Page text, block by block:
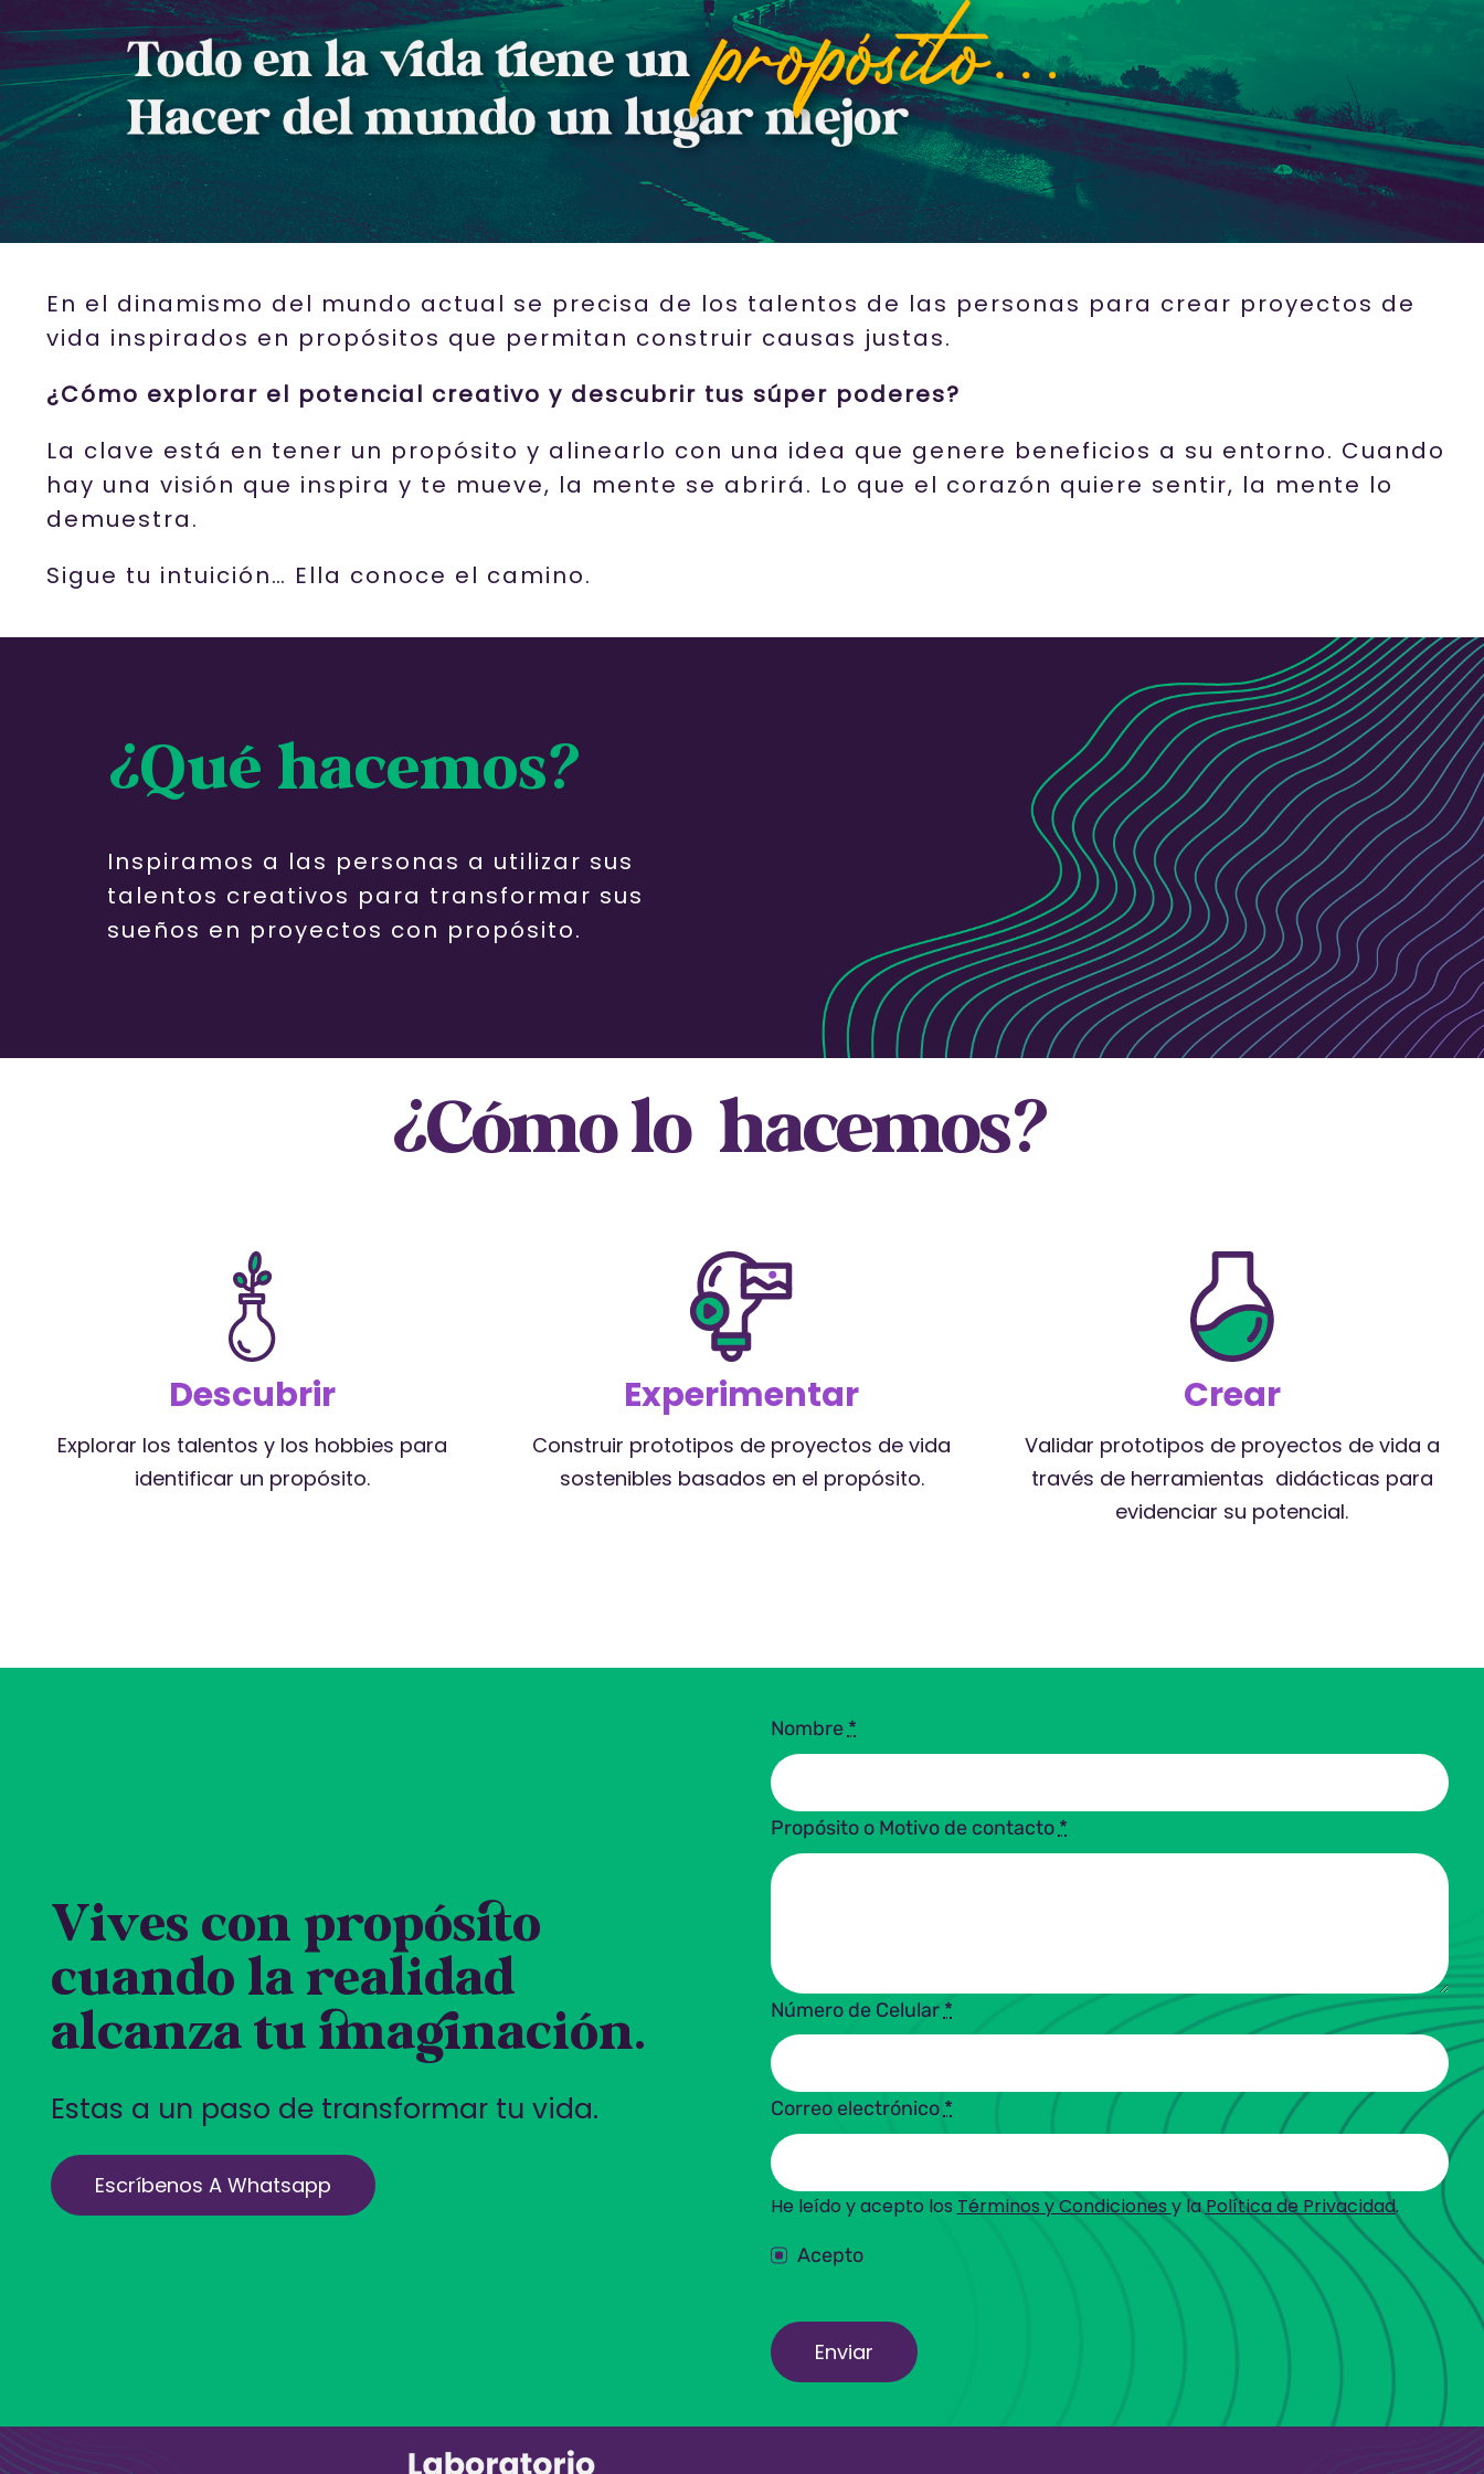
En el dinamismo del mundo actual se precisa de los talentos de las personas para crear proyectos de
vida inspirados en propósitos que permitan construir causas justas.
¿Cómo explorar el potencial creativo y descubrir tus súper poderes?
La clave está en tener un propósito y alinearlo con una idea que genere beneficios a su entorno. Cuando
hay una visión que inspira y te mueve, la mente se abrirá. Lo que el corazón quiere sentir, la mente lo
demuestra.
Sigue tu intuición… Ella conoce el camino.
¿Qué hacemos?
Inspiramos a las personas a utilizar sus
talentos creativos para transformar sus
sueños en proyectos con propósito.
¿Cómo lo hacemos?
Descubrir
Explorar los talentos y los hobbies para
identificar un propósito.
Experimentar
Construir prototipos de proyectos de vida
sostenibles basados en el propósito.
Crear
Validar prototipos de proyectos de vida a
través de herramientas didácticas para
evidenciar su potencial.
Vives con propósito
cuando la realidad
alcanza tu imaginación.
Estas a un paso de transformar tu vida.
Escríbenos A Whatsapp
Nombre *
Propósito o Motivo de contacto *
Número de Celular *
Correo electrónico *
He leído y acepto los Términos y Condiciones y laPolítica de Privacidad.
Acepto
Enviar